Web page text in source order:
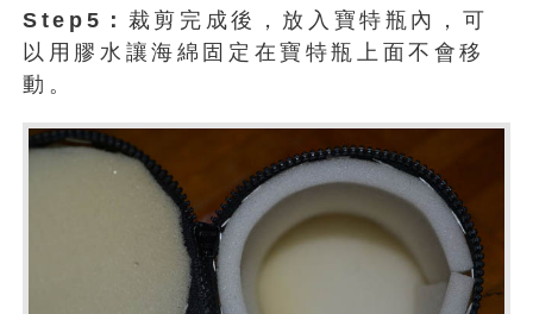
Step5： 裁剪完成後，放入寶特瓶內，可
以用膠水讓海綿固定在寶特瓶上面不會移
動。